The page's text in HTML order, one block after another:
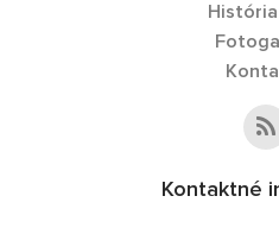
Kontaktné